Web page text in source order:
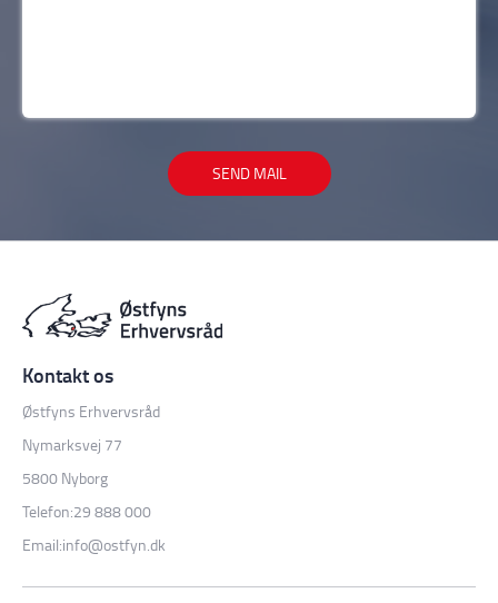
SEND MAIL
Østfyns Erhvervsråd
Nymarksvej 77
5800 Nyborg
Telefon:29 888 000
Email:info@ostfyn.dk